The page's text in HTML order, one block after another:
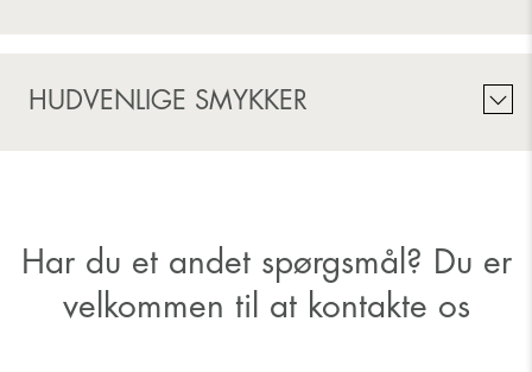
HUDVENLIGE SMYKKER
Har du et andet spørgsmål? Du er
velkommen til at kontakte os